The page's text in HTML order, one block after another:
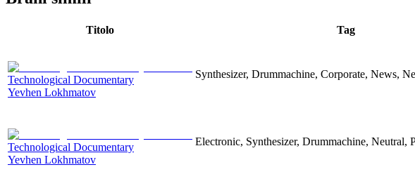
Titolo Tag
Technological Documentary
Yevhen Lokhmatov
Synthesizer, Drummachine, Corporate, News,
Technological Documentary
Yevhen Lokhmatov
Electronic, Synthesizer, Drummachine, Neutral,